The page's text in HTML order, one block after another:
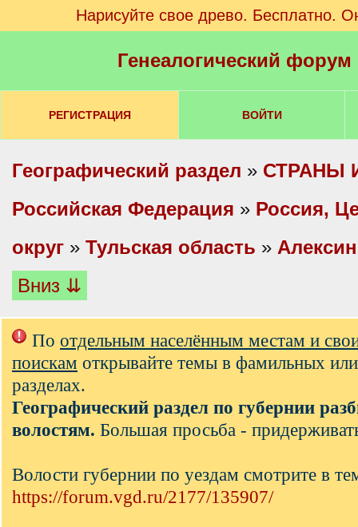
Нарисуйте свое древо. Бесплатно.
Генеалогический
РЕГИСТРАЦИЯ ВОЙТИ
Географический раздел » СТРАНЫ
Российская Федерация » Россия,
округ » Тульская область »
Вниз ⇊
По отдельным населённым местам и
поискам открывайте темы в фамильных
разделах.
Географический раздел по губернии
волостям. Большая просьба -
Волости губернии по уездам смотрите в
https://forum.vgd.ru/2177/135907/